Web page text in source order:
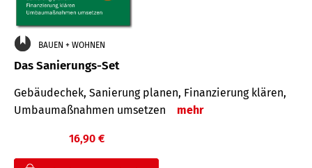
BAUEN + WOHNEN
Das Sanierungs-Set
Gebäudechek, Sanierung planen, Finanzierung klären,
Umbaumaßnahmen umsetzen
mehr
16,90 €